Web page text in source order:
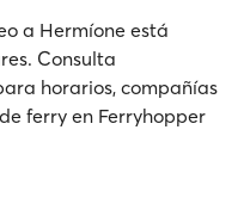
a Hermíone está
Consulta
horarios, compañías
ferry en Ferryhopper